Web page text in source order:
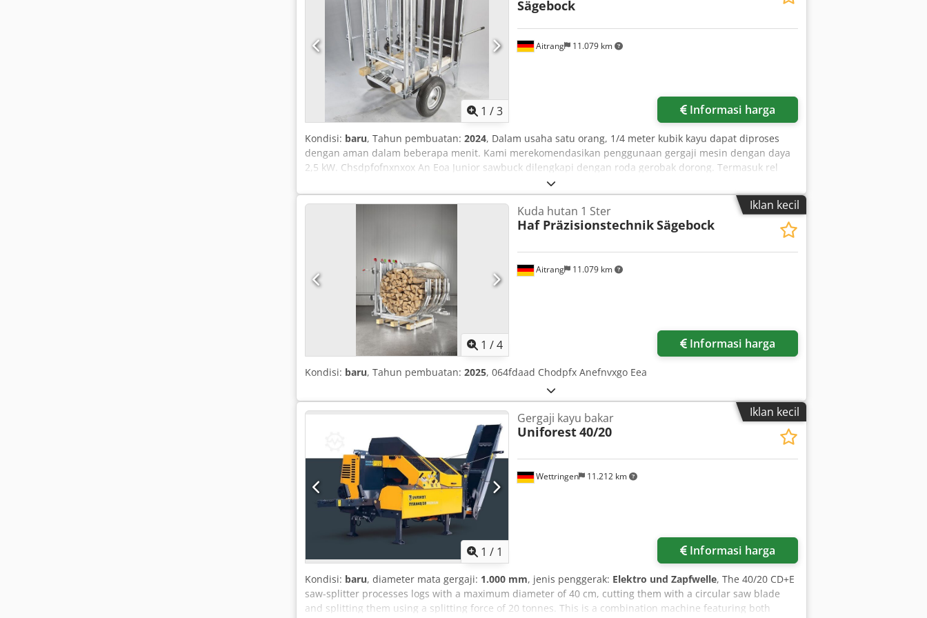
1 /3
Aitrang 11.079 km
Sägebock
Informasi harga
Kondisi: baru, Tahun pembuatan: 2024, Dalam usaha satu orang, 1/4 meter kubik kayu dapat diproses
dengan aman dalam beberapa menit. Kami merekomendasikan penggunaan gergaji mesin dengan daya
2,5 kW. Chsdpfofnxnxox An Eoa Junior sawbuck dilengkapi dengan roda gerobak dorong. Termasuk rel
Iklan kecil
1 /4
Aitrang 11.079 km
Kuda hutan 1 Ster
Haf PräzisionstechnikSägebock
Informasi harga
Kondisi: baru, Tahun pembuatan: 2025, 064fdaad Chodpfx Anefnvxgo Eea
Iklan kecil
1 / 1
Wettringen 11.212 km
Gergaji kayu bakar
Uniforest40/20
Informasi harga
Kondisi: baru, diameter mata gergaji: 1.000 mm, jenis penggerak: Elektro und Zapfwelle, The 40/20 CD+E
saw-splitter processes logs with a maximum diameter of 40 cm, cutting them with a circular saw blade
and splitting them using a splitting force of 20 tonnes. This is a combination machine featuring both